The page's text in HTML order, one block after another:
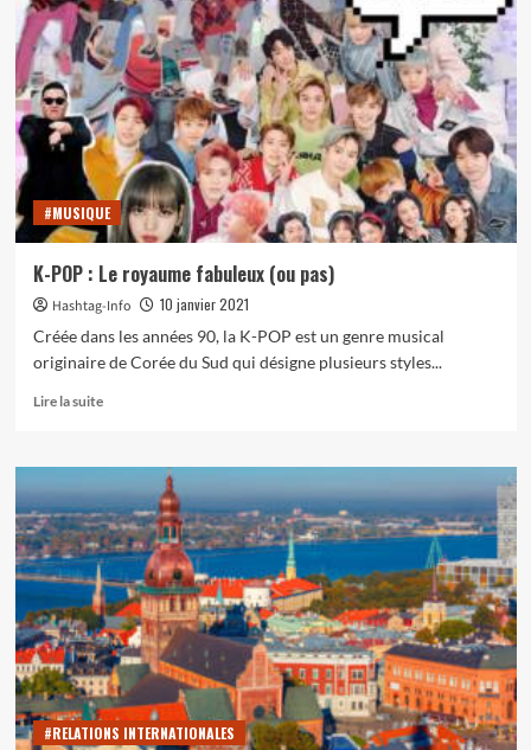
de
Brissac
#MUSIQUE
K-POP : Le royaume fabuleux (ou pas)
Hashtag-Info
10 janvier 2021
Créée dans les années 90, la K-POP est un genre musical
originaire de Corée du Sud qui désigne plusieurs styles...
Lire la suiteEn
sur
POP
:
Le
royaume
fabuleux
(ou
pas)
#RELATIONS INTERNATIONALES